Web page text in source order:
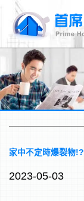
家中不定時爆裂物
2023-05-03